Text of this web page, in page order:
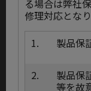
る場合は弊社
修理対応とな
1.
製品保
2.
製品保
等を故